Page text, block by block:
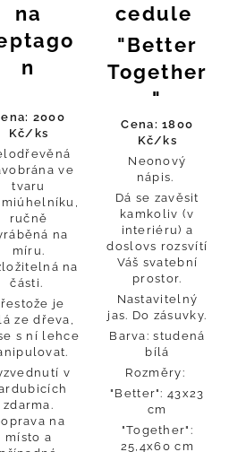
na
n
2000
Kč/ks
ve
tvaru
ručně
na
míru.
na
části.
je
ze dřeva,
s ní lehce
v
zdarma.
na
místo a
cedule
"Better
Together
"
Cena: 1800
Kč/ks
Neonový
nápis.
Dá se zavěsit
kamkoliv (v
interiéru) a
doslovs rozsvítí
Váš svatební
prostor.
Nastavitelný
jas. Do zásuvky.
Barva: studená
bílá
Rozměry:
"Better": 43x23
cm
"Together":
25,4x60 cm